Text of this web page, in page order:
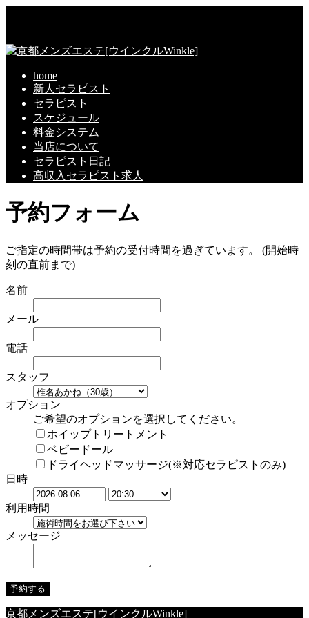
home
新人セラピスト
セラピスト
スケジュール
料金システム
当店について
セラピスト日記
高収入セラピスト求人
予約フォーム
ご指定の時間帯は予約の受付時間を過ぎています。 (開始時
刻の直前まで)
名前
メール
電話
スタッフ
オプション
ご希望のオプションを選択してください。
ホイップトリートメント
ベビードール
ドライヘッドマッサージ(※対応セラピストのみ)
日時
利用時間
メッセージ
京都メンズエステ[ウインクルWinkle]